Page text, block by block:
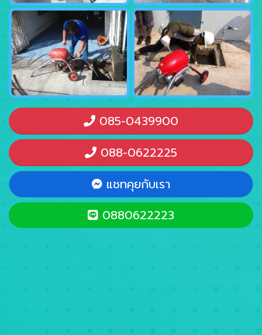
085-0439900
088-0622225
แชทคุยกับเรา
0880622223